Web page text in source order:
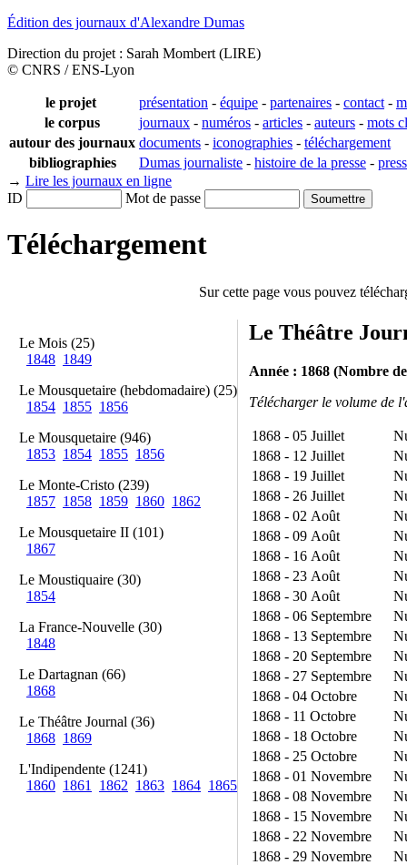
Édition des journaux d'Alexandre Dumas
Direction du projet : Sarah Mombert (LIRE)
© CNRS / ENS-Lyon
le projet présentation - équipe - partenaires - contact -
le corpus
journaux - numéros - articles - auteurs - mots
autour des journaux documents - iconographies - téléchargement
bibliographies
Dumas journaliste - histoire de la presse -
→ Lire les journaux en ligne
ID
Mot de passe
Téléchargement
Sur cette page vous pouvez
Le Mois (25)
1848 1849
Le Mousquetaire (hebdomadaire) (25)
1854 1855 1856
Le Mousquetaire (946)
1853 1854 1855 1856
Le Monte-Cristo (239)
1857 1858 1859 1860 1862
Le Mousquetaire II (101)
1867
Le Moustiquaire (30)
1854
La France-Nouvelle (30)
1848
Le Dartagnan (66)
1868
Le Théâtre Journal (36)
1868 1869
L'Indipendente (1241)
1860 1861 1862 1863 1864 1865
Le Théâtre
Année : 1868 (Nombre
Télécharger le volume de
1868 - 05 Juillet
1868 - 12 Juillet
1868 - 19 Juillet
1868 - 26 Juillet
1868 - 02 Août
1868 - 09 Août
1868 - 16 Août
1868 - 23 Août
1868 - 30 Août
1868 - 06 Septembre
1868 - 13 Septembre
1868 - 20 Septembre
1868 - 27 Septembre
1868 - 04 Octobre
1868 - 11 Octobre
1868 - 18 Octobre
1868 - 25 Octobre
1868 - 01 Novembre
1868 - 08 Novembre
1868 - 15 Novembre
1868 - 22 Novembre
1868 - 29 Novembre